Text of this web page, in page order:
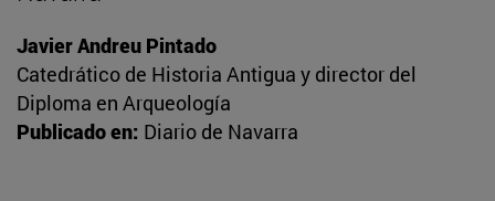
Javier Andreu Pintado
Catedrático de Historia Antigua y director del
Diploma en Arqueología
Publicado en: Diario de Navarra